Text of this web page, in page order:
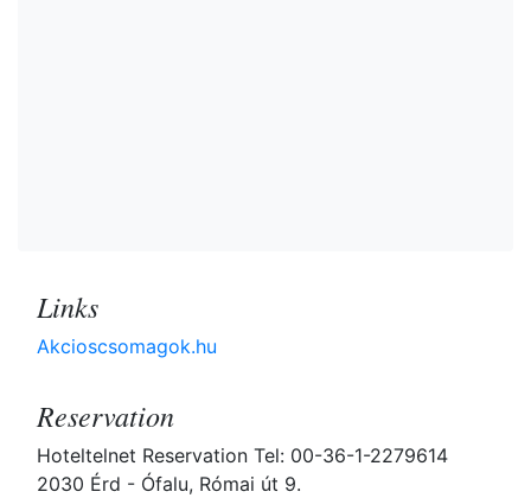
Links
Akcioscsomagok.hu
Reservation
Hoteltelnet Reservation Tel: 00-36-1-2279614
2030 Érd - Ófalu, Római út 9.